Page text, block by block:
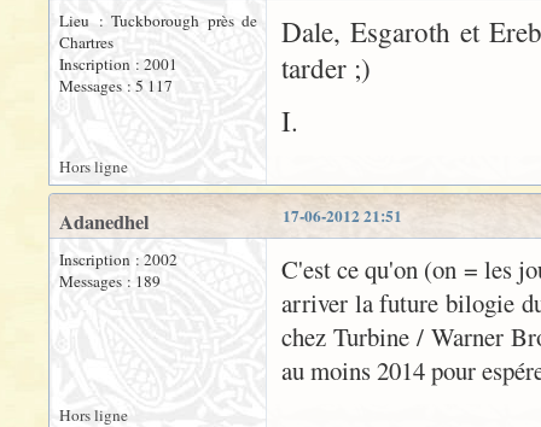
Lieu : Tuckborough près de
Chartres
Inscription : 2001
Messages : 5 117
Dale, Esgaroth et
tarder ;)
I.
Hors ligne
17-06-2012 21:51
Adanedhel
Inscription : 2002
Messages : 189
C'est ce qu'on (on = les
arriver la future bilogie
chez Turbine / Warner
au moins 2014 pour
Hors ligne